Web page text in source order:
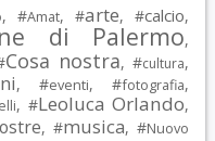
, #Amat, #arte, #calcio,
di Palermo,
Cosa nostra, #cultura,
, #eventi, #fotografia,
, #Leoluca Orlando,
, #musica, #Nuovo